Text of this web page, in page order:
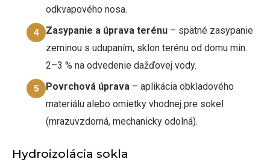
odkvapového nosa.
4 Zasypanie a úprava terénu – spätné zasypanie
zeminou s udupaním, sklon terénu od domu min.
2–3 % na odvedenie dažďovej vody.
5 Povrchová úprava – aplikácia obkladového
materiálu alebo omietky vhodnej pre sokel
(mrazuvzdorná, mechanicky odolná).
Hydroizolácia sokla